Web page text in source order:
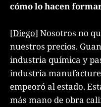
cómo lo hacen
[Diego] Nosotros no
nuestros precios.
industria química y
industria
empeoró al estado.
más mano de obra